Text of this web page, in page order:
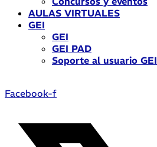
AULAS VIRTUALES
GEI
GEI
GEI PAD
Soporte al usuario GEI
Facebook-f